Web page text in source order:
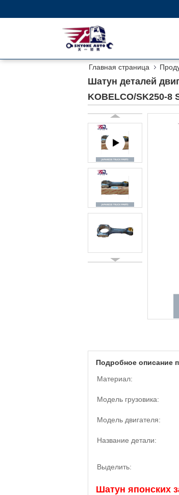
Главная страница
KOBELCO/SK250-8 SK200-8
Шатун деталей
KOBELCO/SK250-8
Подробное описание
Материал:
Модель грузовика:
Модель двигателя:
Название детали:
Выделить:
Шатун японских